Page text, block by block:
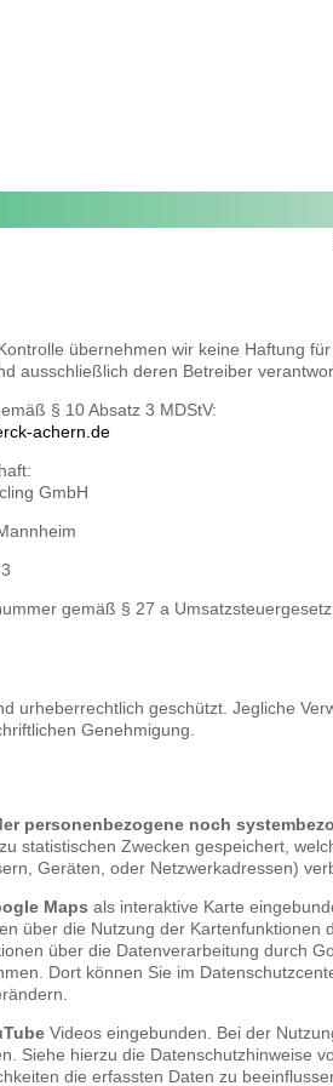
übernehmen wir keine Haftung
ausschließlich deren Betreiber
§ 10 Absatz 3 MDStV:
achern.de
GmbH
gemäß § 27 a
urheberrechtlich geschützt. Jegliche
Genehmigung.
personenbezogene noch
zu statistischen Zwecken gespeichert,
Geräten, oder Netzwerkadressen)
Maps als interaktive Karte
über die Nutzung der Kartenfunktionen
über die Datenverarbeitung durch
Dort können Sie im
Videos eingebunden. Bei der
Siehe hierzu die Datenschutzhinweise
die erfassten Daten zu